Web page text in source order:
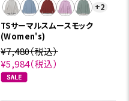
+2
TSサーマルスムースモック
(Women's)
¥7,480（税込）
¥5,984（税込）